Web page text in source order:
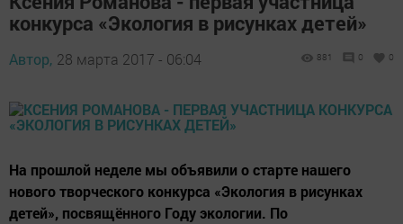
конкурса «Экология в рисунках детей»
Автор, 28 марта 2017 - 06:04 881 0 0
На прошлой неделе мы объявили о старте нашего
нового творческого конкурса «Экология в рисунках
детей», посвящённого Году экологии. По